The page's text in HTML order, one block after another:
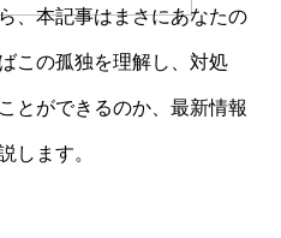
、本記事はまさにあなたの
この孤独を理解し、対処
とができるのか、最新情報
します。